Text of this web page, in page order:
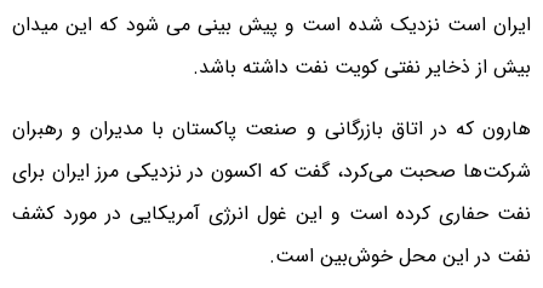
ایران است نزدیک شده است و پیش بینی می شود که این میدان
بیش از ذخایر نفتی کویت نفت داشته باشد.
هارون که در اتاق بازرگانی و صنعت پاکستان با مدیران و رهبران
شرکت‌ها صحبت می‌کرد، گفت که اکسون در نزدیکی مرز ایران برای
نفت حفاری کرده است و این غول انرژی آمریکایی در مورد کشف
نفت در این محل خوش‌بین است.